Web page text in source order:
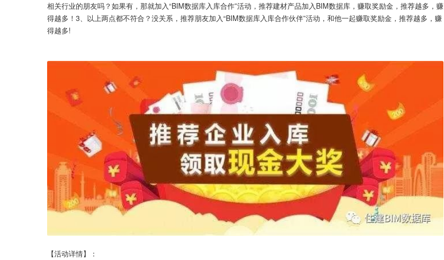
相关行业的朋友吗？如果有，那就加入“BIM数据库入库合作”活动，推荐建材产品加入BIM数据库，赚取奖励金，推荐越多，赚
得越多！3、以上两点都不符合？没关系，推荐朋友加入“BIM数据库入库合作伙伴”活动，和他一起赚取奖励金，推荐越多，赚
得越多!
【活动详情】：